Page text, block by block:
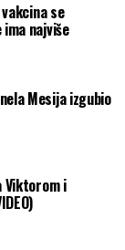
se
najviše
Mesija izgubio
Viktorom i